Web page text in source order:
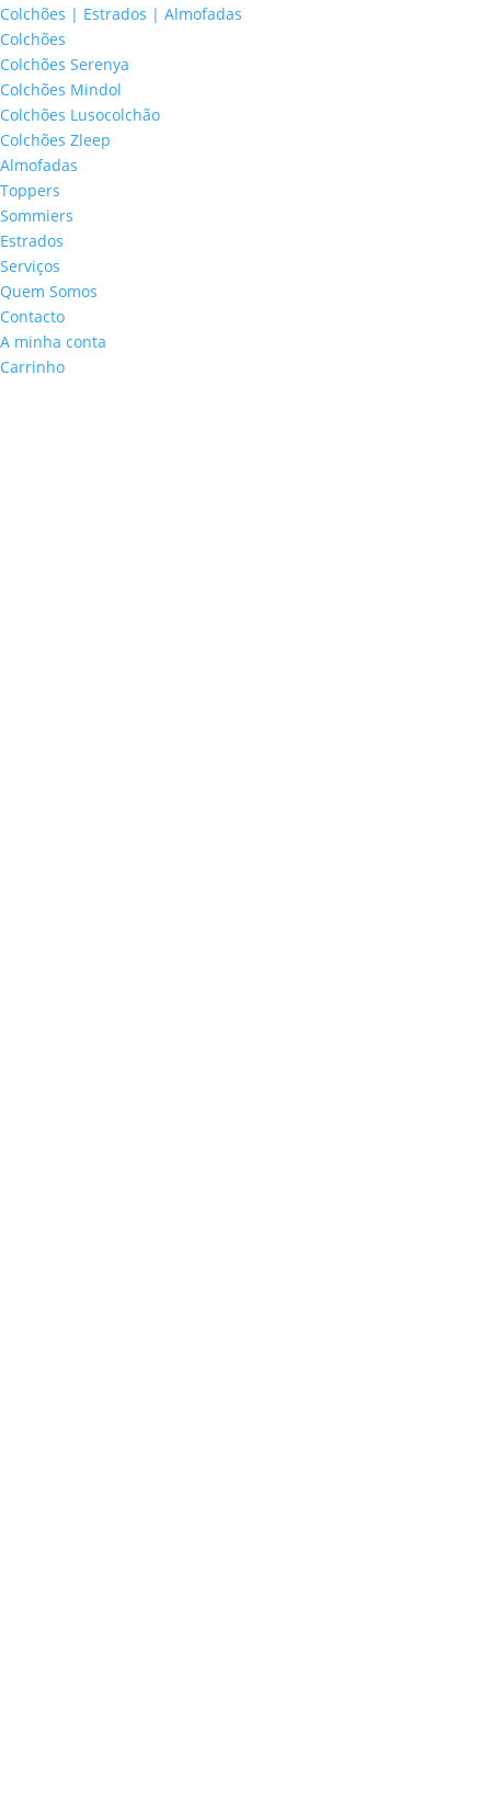
Colchões | Estrados | Almofadas
Colchões
Colchões Serenya
Colchões Mindol
Colchões Lusocolchão
Colchões Zleep
Almofadas
Toppers
Sommiers
Estrados
Serviços
Quem Somos
Contacto
A minha conta
Carrinho